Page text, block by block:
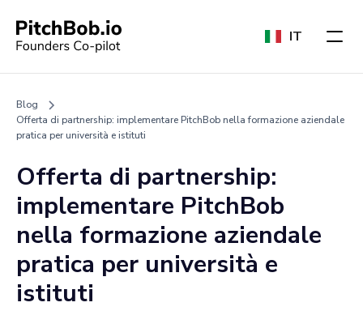
IT
Blog
Offerta di partnership: implementare PitchBob nella formazione aziendale
pratica per università e istituti
Offerta di partnership:
implementare PitchBob
nella formazione aziendale
pratica per università e
istituti